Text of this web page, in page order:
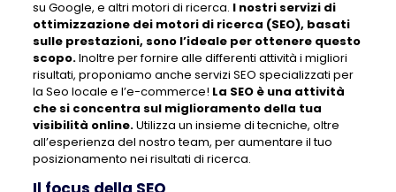
su Google, e altri motori di ricerca. I nostri servizi di
ottimizzazione dei motori di ricerca (SEO), basati
sulle prestazioni, sono l’ideale per ottenere questo
scopo.Inoltre per fornire alle differenti attività i migliori
risultati, proponiamo anche servizi SEO specializzati per
la Seo locale e l’e-commerce! La SEO è una attività
che si concentra sul miglioramento della tua
visibilità online.Utilizza un insieme di tecniche, oltre
all’esperienza del nostro team, per aumentare il tuo
posizionamento nei risultati di ricerca.